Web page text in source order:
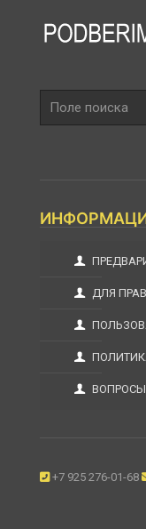
поиска
ДЛЯ
+7 925 276-01-68